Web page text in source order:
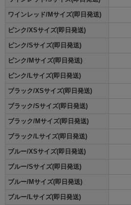
ワインレッド/Mサイズ(即日発送)
ピンク/XSサイズ(即日発送)
ピンク/Sサイズ(即日発送)
ピンク/Mサイズ(即日発送)
ピンク/Lサイズ(即日発送)
ブラック/XSサイズ(即日発送)
ブラック/Sサイズ(即日発送)
ブラック/Mサイズ(即日発送)
ブラック/Lサイズ(即日発送)
ブルー/XSサイズ(即日発送)
ブルー/Sサイズ(即日発送)
ブルー/Mサイズ(即日発送)
ブルー/Lサイズ(即日発送)